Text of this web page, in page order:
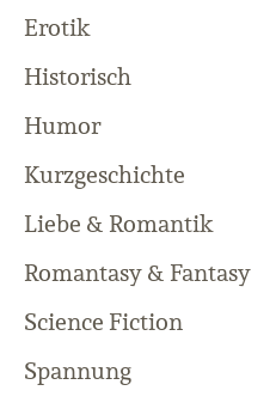
Erotik
Historisch
Humor
Kurzgeschichte
Liebe & Romantik
Romantasy & Fantasy
Science Fiction
Spannung